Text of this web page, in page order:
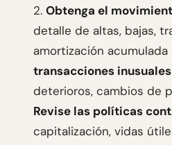
2. Obtenga el
detalle de altas, bajas,
amortización acumulada
transacciones inusuales
deterioros, cambios de
Revise las políticas
capitalización, vidas